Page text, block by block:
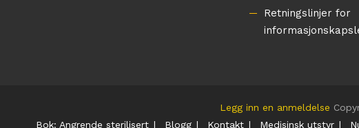
Retningslinjer for
Legg inn en anmeldelse
Bok: Angrende sterilisert
Blogg Kontakt Medisinsk utstyr